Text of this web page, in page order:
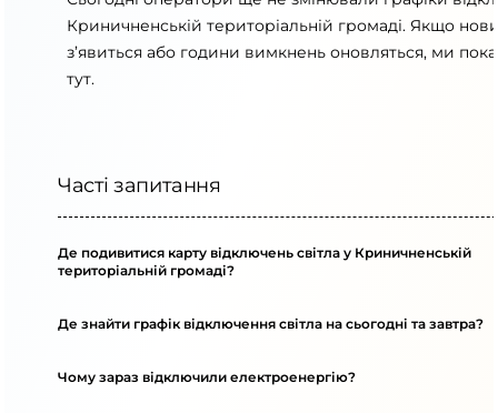
Криничненській територіальній громаді. Якщо
з’явиться або години вимкнень оновляться, ми
тут.
Часті запитання
Де подивитися карту відключень світла у Криничненській
територіальній громаді?
Де знайти графік відключення світла на сьогодні та завтра?
Чому зараз відключили електроенергію?